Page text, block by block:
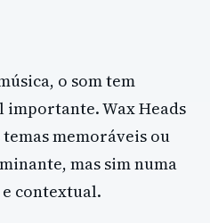
o som tem
Wax Heads
memoráveis ou
mas sim numa
contextual.